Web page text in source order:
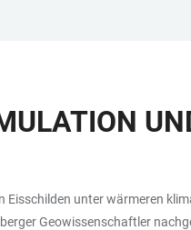
unter wärmeren
Geowissenschaftler